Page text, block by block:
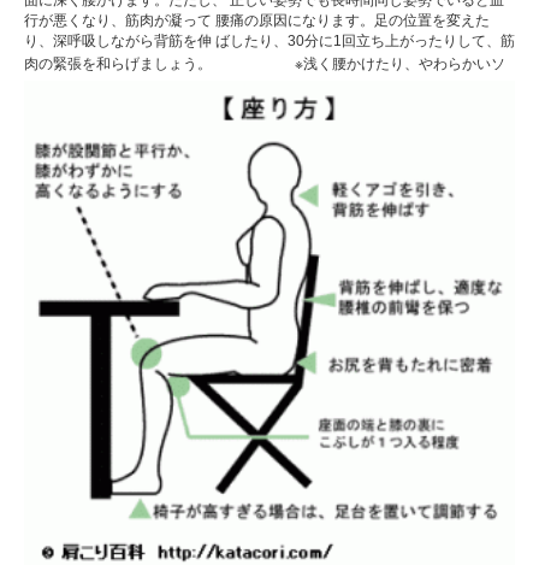
行が悪くなり、筋肉が凝って 腰痛の原因になります。足の位置を変えた
り、深呼吸しながら背筋を伸 ばしたり、30分に1回立ち上がったりして、筋
肉の緊張を和らげましょう。
※浅く腰かけたり、やわらかいソ